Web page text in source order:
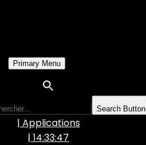
Primary Menu
Search Button
| Applications
| 14:33:49